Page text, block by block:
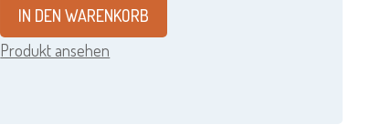
IN DEN WARENKORB
Produkt ansehen